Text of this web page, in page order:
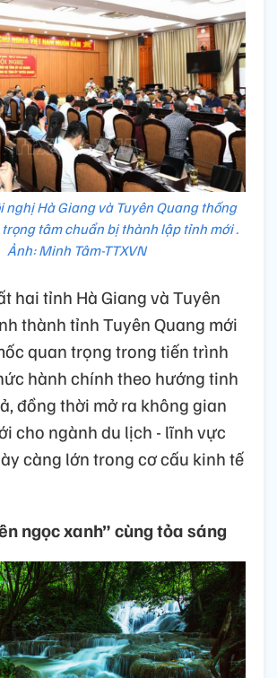
nghị Hà Giang và Tuyên Quang thống
tâm chuẩn bị thành lập tỉnh mới .
Ảnh: Minh Tâm-TTXVN
hai tỉnh Hà Giang và Tuyên
thành tỉnh Tuyên Quang mới
quan trọng trong tiến trình
hành chính theo hướng tinh
đồng thời mở ra không gian
cho ngành du lịch - lĩnh vực
càng lớn trong cơ cấu kinh tế
ngọc xanh” cùng tỏa sáng